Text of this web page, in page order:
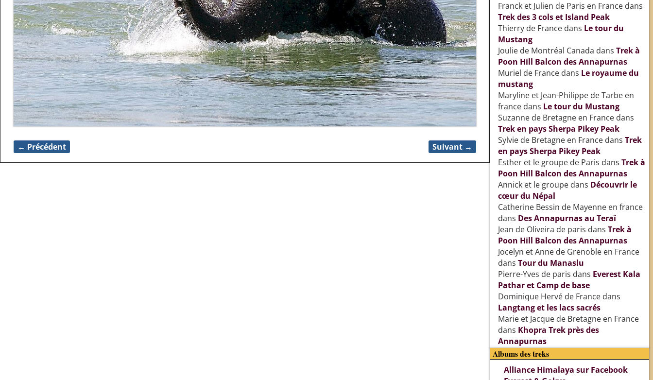
Navigation des images
← Précédent Suivant →
Franck et Julien de Paris en Francedans
Trek des 3 cols et Island Peak
Thierry de Francedans Le tour du
Mustang
Joulie de Montréal Canada dans Trek à
Poon Hill Balcon des Annapurnas
Muriel de Francedans Le royaume du
mustang
Maryline et Jean-Philippe de Tarbe en
francedans Le tour du Mustang
Suzanne de Bretagne en Francedans
Trek en pays Sherpa Pikey Peak
Sylvie de Bretagne en Francedans Trek
en pays Sherpa Pikey Peak
Esther et le groupe de Paris dans Trek à
Poon Hill Balcon des Annapurnas
Annick et le groupedans Découvrir le
cœur du Népal
Catherine Bessin de Mayenne en france
dans Des Annapurnas au Teraï
Jean de Oliveira de paris dans Trek à
Poon Hill Balcon des Annapurnas
Jocelyn et Anne de Grenoble en France
dans Tour du Manaslu
Pierre-Yves de paris dans Everest Kala
Pathar et Camp de base
Dominique Hervé de Francedans
Langtang et les lacs sacrés
Marie et Jacque de Bretagne en France
dans Khopra Trek près des
Annapurnas
Albums des treks
Alliance Himalaya sur Facebook